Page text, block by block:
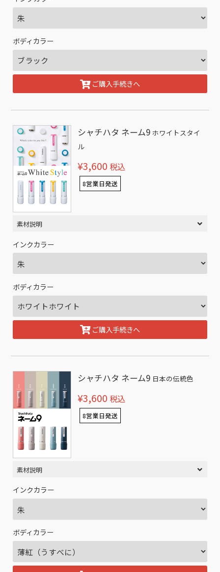
ボディカラー
ご購入手続きへ
シャチハタ ネーム9 ホワイトスタイ
ル
¥3,600 税込
8営業日発送
素材説明
インクカラー
ボディカラー
ご購入手続きへ
シャチハタ ネーム9 日本の伝統色
¥3,600 税込
8営業日発送
素材説明
インクカラー
ボディカラー